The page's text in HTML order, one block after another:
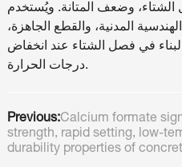
الشتاء، وضعف المتانة. ويُستخدم
المدنية، والقطع الجاهزة،
في فصل الشتاء عند انخفاض
درجات الحرارة.
Previous:Calcium formate
strength, rapid setting, low-
durability properties of